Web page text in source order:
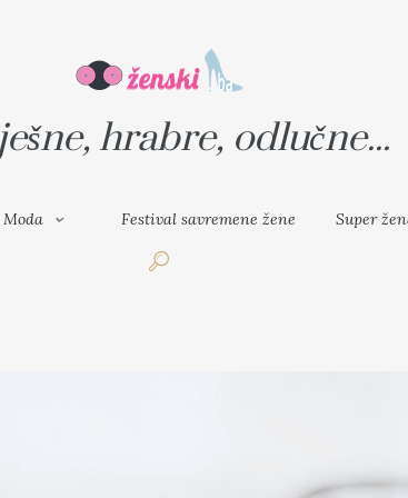
SUPER ŽENA
hrabre, odlučne...
Moda Festival savremene žene Super